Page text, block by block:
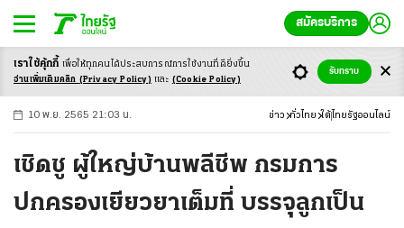
สมัครบริการ
-ก ก ก+
10 พ.ย. 2565 21:03 น. ข่าว ทั่วไทย ใต้ ไทยรัฐออนไลน์
เชิดชู ผู้ใหญ่บ้านพลีชีพ กรมการ
ปกครองเยียวยาเต็มที่ บรรจุลูกเป็น
เราใช้คุ้กกี้ เพื่อให้ทุกคนได้ประสบการณ์การใช้งานที่ดียิ่งขึ้น
อ่านเพิ่มเติมคลิก (Privacy Policy) และ (Cookie Policy)
รับทราบ